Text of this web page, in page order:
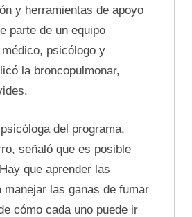
y herramientas de apoyo
parte de un equipo
psicólogo y
la broncopulmonar,
del programa,
señaló que es posible
que aprender las
manejar las ganas de fumar
cómo cada uno puede ir